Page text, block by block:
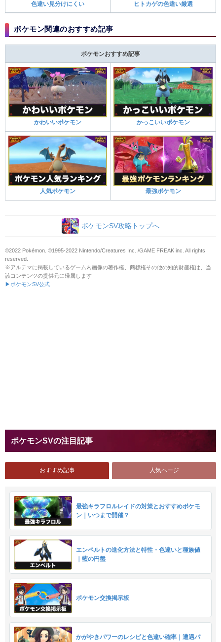
色違い見分けにくい ヒトカゲの色違い厳選
ポケモン関連のおすすめ記事
ポケモンおすすめ記事
かわいいポケモン かっこいいポケモン
人気ポケモン 最強ポケモン
ポケモンSV攻略トップへ
©2022 Pokémon. ©1995-2022 Nintendo/Creatures Inc. /GAME FREAK inc. All rights
reserved.
※アルテマに掲載しているゲーム内画像の著作権、商標権その他の知的財産権は、当
該コンテンツの提供元に帰属します
▶ポケモンSV公式
ポケモンSVの注目記事
おすすめ記事 人気ページ
最強キラフロルレイドの対策とおすすめポケモ
ン｜いつまで開催？
エンペルトの進化方法と特性・色違いと種族値
｜藍の円盤
ポケモン交換掲示板
かがやきパワーのレシピと色違い確率｜遭遇パ